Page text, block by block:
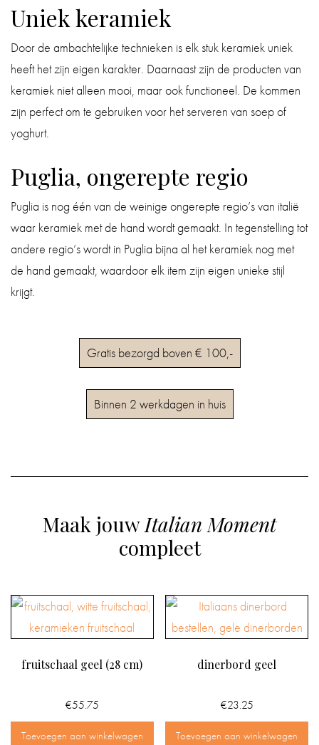
Uniek keramiek
Door de ambachtelijke technieken is elk stuk keramiek uniek
heeft het zijn eigen karakter. Daarnaast zijn de producten van
keramiek niet alleen mooi, maar ook functioneel. De kommen
zijn perfect om te gebruiken voor het serveren van soep of
yoghurt.
Puglia, ongerepte regio
Puglia is nog één van de weinige ongerepte regio’s van italië
waar keramiek met de hand wordt gemaakt. In tegenstelling tot
andere regio’s wordt in Puglia bijna al het keramiek nog met
de hand gemaakt, waardoor elk item zijn eigen unieke stijl
krijgt.
Gratis bezorgd boven € 100,-
Binnen 2 werkdagen in huis
Maak jouwItalian Moment
compleet
fruitschaal geel (28 cm)
€55.75
Toevoegen aan winkelwagen
dinerbord geel
€23.25
Toevoegen aan winkelwagen